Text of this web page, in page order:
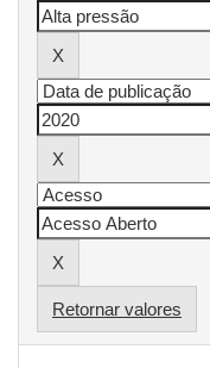
Retornar valores